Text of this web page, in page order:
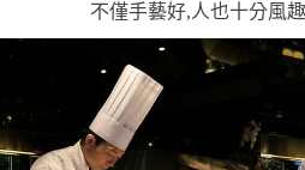
不僅手藝好,人也十分風趣